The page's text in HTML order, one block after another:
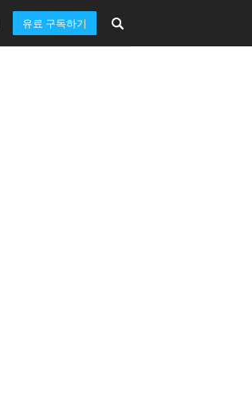
유료 구독하기